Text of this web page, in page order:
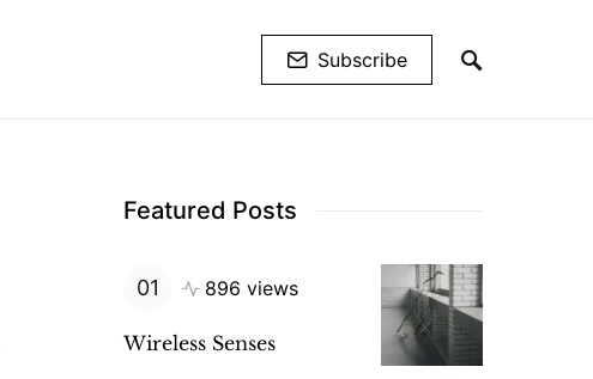
Subscribe
Featured Posts
896 views
Wireless Senses